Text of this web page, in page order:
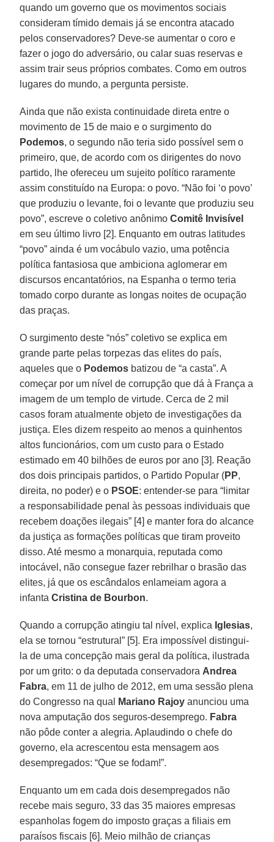
quando um governo que os movimentos sociais
consideram tímido demais já se encontra atacado
pelos conservadores? Deve-se aumentar o coro e
fazer o jogo do adversário, ou calar suas reservas e
assim trair seus próprios combates. Como em outros
lugares do mundo, a pergunta persiste.
Ainda que não exista continuidade direta entre o
movimento de 15 de maio e o surgimento do
Podemos, o segundo não teria sido possível sem o
primeiro, que, de acordo com os dirigentes do novo
partido, lhe ofereceu um sujeito político raramente
assim constituído na Europa: o povo. “Não foi ‘o povo’
que produziu o levante, foi o levante que produziu seu
povo”, escreve o coletivo anônimoComitê Invisível
em seu último livro [2]. Enquanto em outras latitudes
“povo” ainda é um vocábulo vazio, uma potência
política fantasiosa que ambiciona aglomerar em
discursos encantatórios, na Espanha o termo teria
tomado corpo durante as longas noites de ocupação
das praças.
O surgimento deste “nós” coletivo se explica em
grande parte pelas torpezas das elites do país,
aqueles que o Podemos batizou de “a casta”. A
começar por um nível de corrupção que dá à França a
imagem de um templo de virtude. Cerca de 2 mil
casos foram atualmente objeto de investigações da
justiça. Eles dizem respeito ao menos a quinhentos
altos funcionários, com um custo para o Estado
estimado em 40 bilhões de euros por ano [3]. Reação
dos dois principais partidos, o Partido Popular (PP,
direita, no poder) e o PSOE: entender-se para “limitar
a responsabilidade penal às pessoas individuais que
recebem doações ilegais” [4] e manter fora do alcance
da justiça as formações políticas que tiram proveito
disso. Até mesmo a monarquia, reputada como
intocável, não consegue fazer rebrilhar o brasão das
elites, já que os escândalos enlameiam agora a
infantaCristina de Bourbon.
Quando a corrupção atingiu tal nível, explica Iglesias,
ela se tornou “estrutural” [5]. Era impossível distingui-
la de uma concepção mais geral da política, ilustrada
por um grito: o da deputada conservadora Andrea
Fabra, em 11 de julho de 2012, em uma sessão plena
do Congresso na qual
Mariano Rajoy anunciou uma
nova amputação dos seguros-desemprego. Fabra
não pôde conter a alegria. Aplaudindo o chefe do
governo, ela acrescentou esta mensagem aos
desempregados: “Que se fodam!”.
Enquanto um em cada dois desempregados não
recebe mais seguro, 33 das 35 maiores empresas
espanholas fogem do imposto graças a filiais em
paraísos fiscais [6]. Meio milhão de crianças